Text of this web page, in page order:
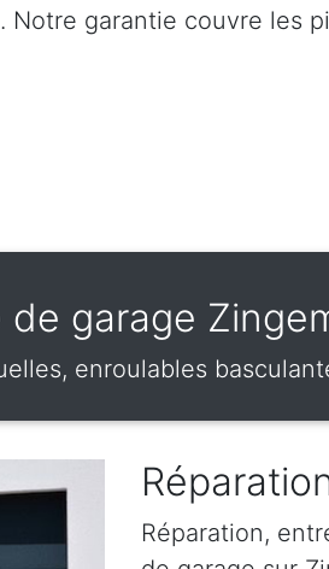
Notre garantie couvre les
de garage
enroulables
Réparation,